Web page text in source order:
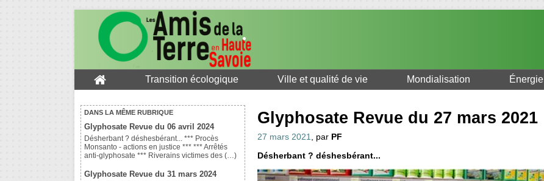
Transition écologique Ville et qualité de vie Mondialisation Énergie
DANS LA MÊME RUBRIQUE
Glyphosate Revue du 06 avril 2024
Désherbant ? déshesbérant... *** Procès
Monsanto - actions en justice *** *** Arrêtés
anti-glyphosate *** Riverains victimes des (…)
Glyphosate Revue du 31 mars 2024
Glyphosate Revue du 27 mars 2021
27 mars 2021, par PF
Désherbant ? déshesbérant...